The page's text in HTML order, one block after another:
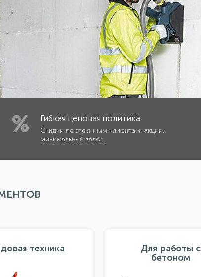
Гибкая ценовая политика
Скидки постоянным клиентам, акции,
минимальный залог.
техника
Для работы с
бетоном